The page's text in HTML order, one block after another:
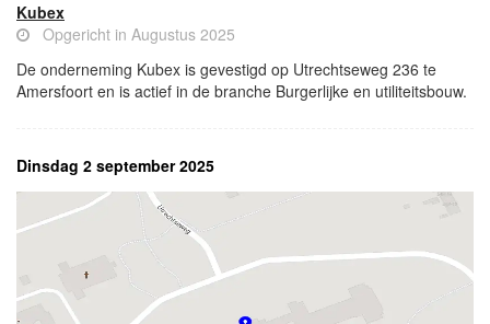
Kubex
Opgericht in Augustus 2025
De onderneming Kubex is gevestigd op Utrechtseweg 236 te
Amersfoort en is actief in de branche Burgerlijke en utiliteitsbouw.
Dinsdag 2 september 2025